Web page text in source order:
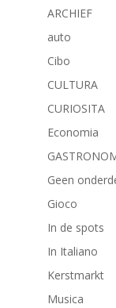
ARCHIEF
auto
Cibo
CULTURA
CURIOSITA
Economia
Geen
Gioco
In de spots
In Italiano
Kerstmarkt
Musica